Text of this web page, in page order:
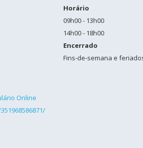
Online
Horário
09h00 - 13h00
14h00 - 18h00
Encerrado
Fins-de-semana e